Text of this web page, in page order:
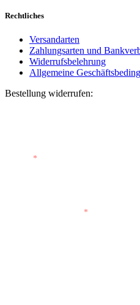
Rechtliches
Versandarten
Zahlungsarten und
Widerrufsbelehrung
Allgemeine
Bestellung widerrufen:
*
*